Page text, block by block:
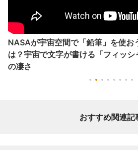
NASAが宇宙空間で「鉛筆」を使お
は？宇宙で文字が書ける「フィッシ
の凄さ
おすすめ関連記